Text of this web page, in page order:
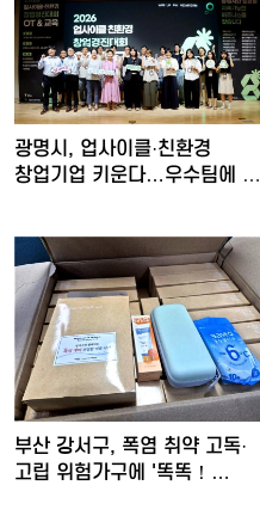
광명시, 업사이클·친환경
창업기업 키운다…우수팀에 총
부산 강서구, 폭염 취약 고독·
고립 위험가구에 '똑똑！…